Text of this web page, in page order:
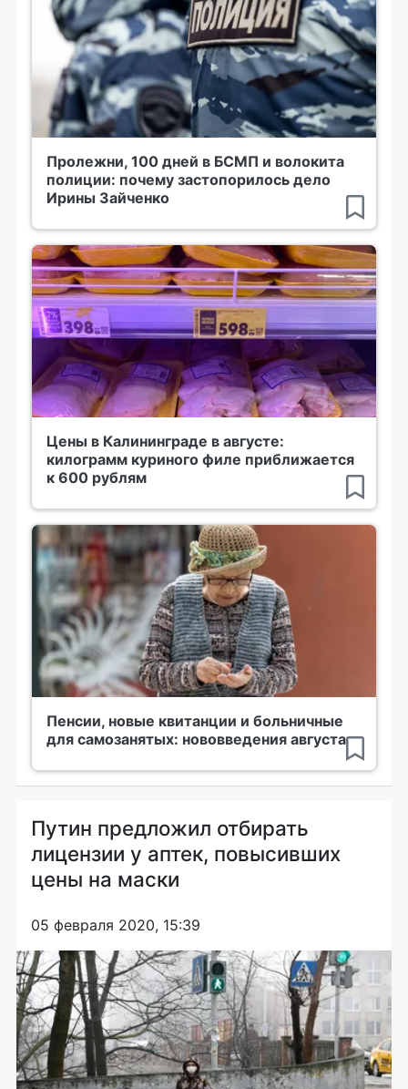
Пролежни, 100 дней в БСМП и волокита
полиции: почему застопорилось дело
Ирины Зайченко
Цены в Калининграде в августе:
килограмм куриного филе приближается
к 600 рублям
Пенсии, новые квитанции и больничные
для самозанятых: нововведения августа
Путин предложил отбирать
лицензии у аптек, повысивших
цены на маски
05 февраля 2020, 15:39